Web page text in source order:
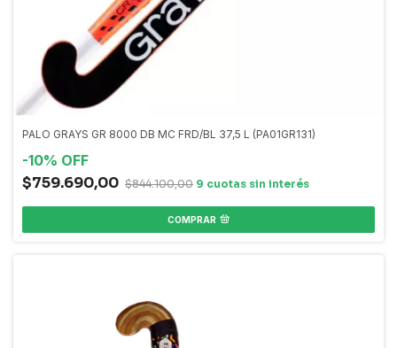
PALO GRAYS GR 8000 DB MC FRD/BL 37,5 L (PA01GR131)
-10% OFF
$759.690,00 $844.100,00
COMPRAR